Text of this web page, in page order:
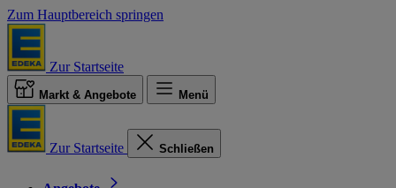
Zum Hauptbereich springen
Zur Startseite
Markt & Angebote Menü
Zur Startseite Schließen